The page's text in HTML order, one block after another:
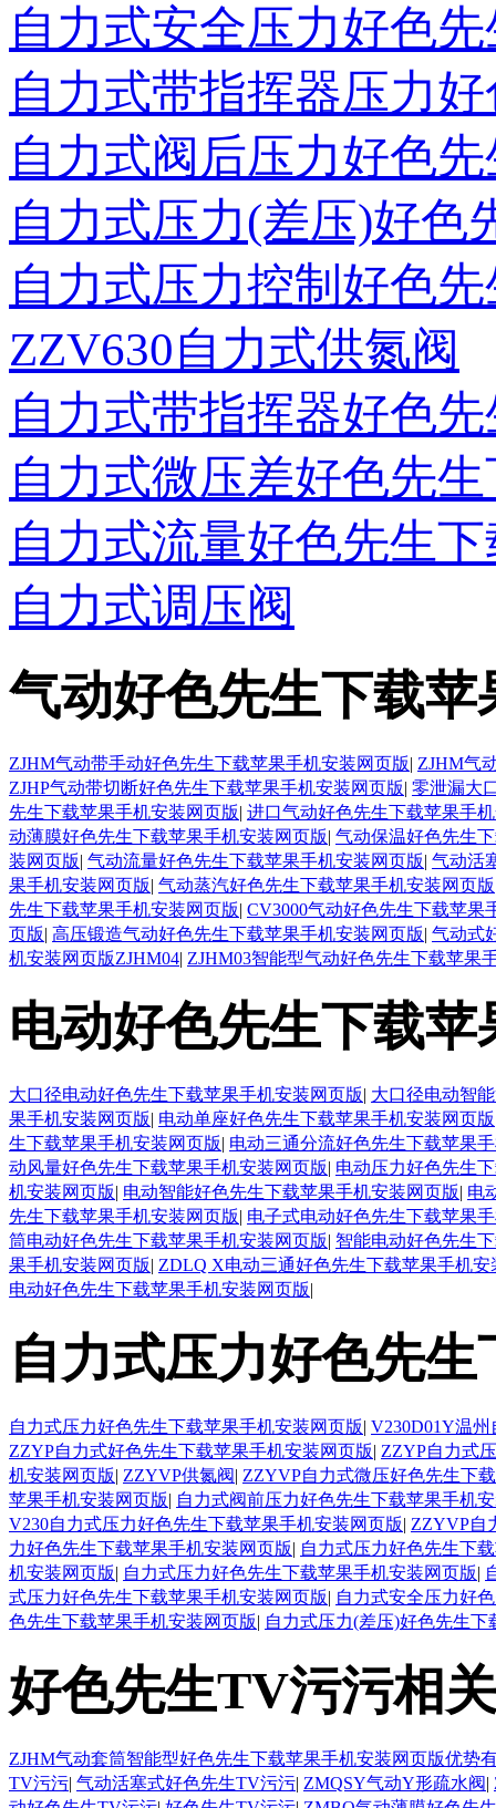
自力式安全压力好色
自力式带指挥器压力
自力式阀后压力好色
自力式压力(差压)好色
自力式压力控制好色
ZZV630自力式供氮阀
自力式带指挥器好色
自力式微压差好色先
自力式流量好色先生
自力式调压阀
气动好色先生下载
ZJHM气动带手动好色先生下载苹果手机安装网页版| ZJHM气
ZJHP气动带切断好色先生下载苹果手机安装网页版| 零泄漏大
先生下载苹果手机安装网页版| 进口气动好色先生下载苹果手
动薄膜好色先生下载苹果手机安装网页版| 气动保温好色先生
装网页版| 气动流量好色先生下载苹果手机安装网页版| 气动活
果手机安装网页版| 气动蒸汽好色先生下载苹果手机安装网页版
先生下载苹果手机安装网页版| CV3000气动好色先生下载苹果
页版| 高压锻造气动好色先生下载苹果手机安装网页版| 气动式
机安装网页版ZJHM04| ZJHM03智能型气动好色先生下载苹果
电动好色先生下载
大口径电动好色先生下载苹果手机安装网页版| 大口径电动智
果手机安装网页版| 电动单座好色先生下载苹果手机安装网页版
生下载苹果手机安装网页版| 电动三通分流好色先生下载苹果
动风量好色先生下载苹果手机安装网页版| 电动压力好色先生
机安装网页版| 电动智能好色先生下载苹果手机安装网页版| 电
先生下载苹果手机安装网页版| 电子式电动好色先生下载苹果
筒电动好色先生下载苹果手机安装网页版| 智能电动好色先生
果手机安装网页版| ZDLQ X电动三通好色先生下载苹果手机安
电动好色先生下载苹果手机安装网页版|
自力式压力好色先
自力式压力好色先生下载苹果手机安装网页版| V230D01Y温
ZZYP自力式好色先生下载苹果手机安装网页版| ZZYP自力式
机安装网页版| ZZYVP供氮阀| ZZYVP自力式微压好色先生下
苹果手机安装网页版| 自力式阀前压力好色先生下载苹果手机
V230自力式压力好色先生下载苹果手机安装网页版| ZZYVP自
力好色先生下载苹果手机安装网页版| 自力式压力好色先生下
机安装网页版| 自力式压力好色先生下载苹果手机安装网页版|
式压力好色先生下载苹果手机安装网页版| 自力式安全压力好
色先生下载苹果手机安装网页版| 自力式压力(差压)好色先生
好色先生TV污污相
ZJHM气动套筒智能型好色先生下载苹果手机安装网页版优势
TV污污| 气动活塞式好色先生TV污污| ZMQSY气动Y形疏水阀|